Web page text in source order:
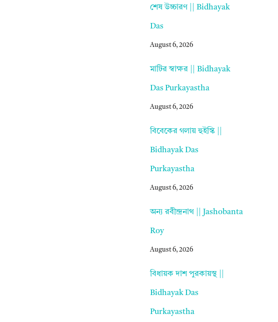
শেষ উচ্চারণ || Bidhayak
Das
August 6, 2026
মাটির স্বাক্ষর || Bidhayak
Das Purkayastha
August 6, 2026
বিবেকের গলায় হুইস্কি ||
Bidhayak Das
Purkayastha
August 6, 2026
অন্য রবীন্দ্রনাথ || Jashobanta
Roy
August 6, 2026
বিধায়ক দাশ পুরকায়স্থ ||
Bidhayak Das
Purkayastha